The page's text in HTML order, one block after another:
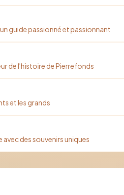
guide passionné et passionnant
de l'histoire de Pierrefonds
et les grands
des souvenirs uniques